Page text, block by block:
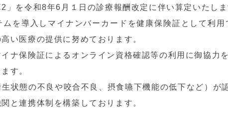
を令和8年6月１日の診療報酬改定に伴い算定いたしま
を導入しマイナンバーカードを健康保険証として利
い医療の提供に努めております。
ナ保険証によるオンライン資格確認等の利用に御協力
す。
状態の不良や咬合不良、摂食嚥下機能の低下など）
と連携体制を構築しております。